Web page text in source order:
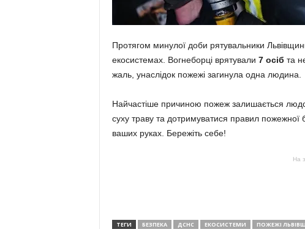
Протягом минулої доби рятувальники
екосистемах. Вогнеборці врятували 7 осіб та
жаль, унаслідок пожежі загинула одна людина.
Найчастіше причиною пожеж залишається
суху траву та дотримуватися правил
ваших руках. Бережіть себе!
На
ТЕГИ БЕЗПЕКА ДСНС ЕКОСИСТЕМИ ПОЖЕЖІ